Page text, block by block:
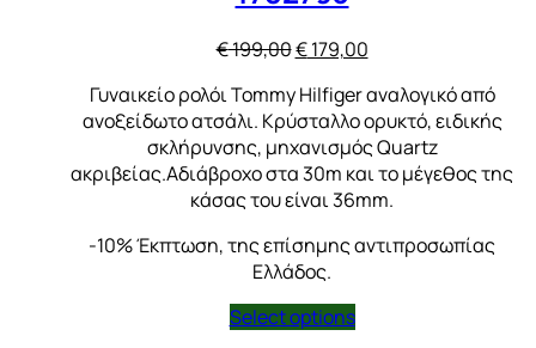
€199,00Original
was:
€ 199,00.
€179,00Η
τιμή
είναι:
€ 179,00.
Γυναικείο ρολόι Tommy Hilfiger αναλογικό από
ανοξείδωτο ατσάλι. Κρύσταλλο ορυκτό, ειδικής
σκλήρυνσης, μηχανισμός Quartz
ακριβείας.Αδιάβροχο στα 30m και το μέγεθος της
κάσας του είναι 36mm.
-10% Έκπτωση, της επίσημης αντιπροσωπίας
Ελλάδος.
Select options